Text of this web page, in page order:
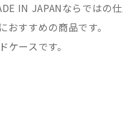
IN JAPANならではの仕
すすめの商品です。
ースです。